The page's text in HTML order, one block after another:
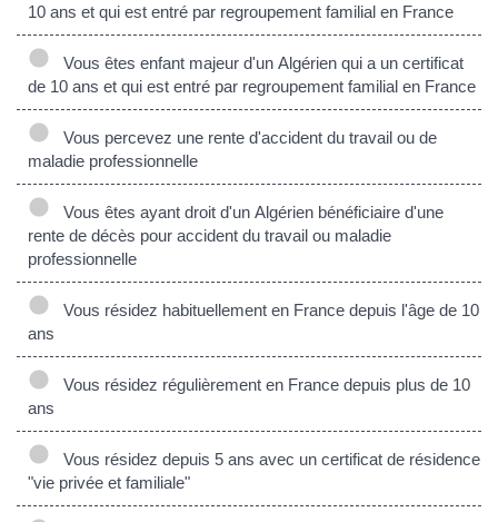
10 ans et qui est entré par regroupement familial en France
Vous êtes enfant majeur d'un Algérien qui a un certificat
de 10 ans et qui est entré par regroupement familial en France
Vous percevez une rente d'accident du travail ou de
maladie professionnelle
Vous êtes ayant droit d'un Algérien bénéficiaire d'une
rente de décès pour accident du travail ou maladie
professionnelle
Vous résidez habituellement en France depuis l'âge de 10
ans
Vous résidez régulièrement en France depuis plus de 10
ans
Vous résidez depuis 5 ans avec un certificat de résidence
"vie privée et familiale"